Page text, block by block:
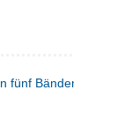
fünf Bänden